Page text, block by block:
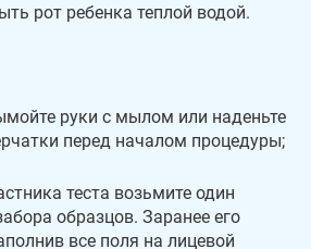
рот ребенка теплой водой.
руки с мылом или наденьте
перед началом процедуры;
теста возьмите один
образцов. Заранее его
все поля на лицевой